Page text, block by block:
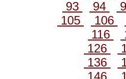
93
94
105
106
116
126
136
146